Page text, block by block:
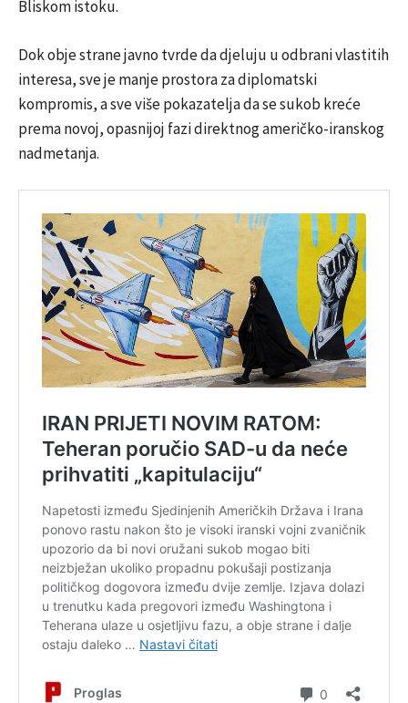
Bliskom istoku.
Dok obje strane javno tvrde da djeluju u odbrani vlastitih
interesa, sve je manje prostora za diplomatski
kompromis, a sve više pokazatelja da se sukob kreće
prema novoj, opasnijoj fazi direktnog američko-iranskog
nadmetanja.